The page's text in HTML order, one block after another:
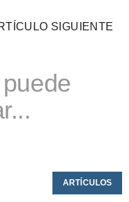
SIGUIENTE
ARTÍCULOS